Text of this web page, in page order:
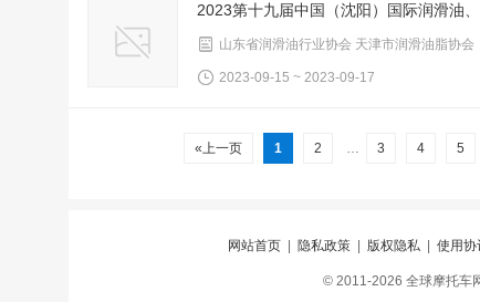
2023第十九届中国（沈阳）国际润滑油
山东省润滑油行业协会 天津市润滑油脂协会
2023-09-15 ~ 2023-09-17
«上一页 1 2 … 3 4 5
网站首页 隐私政策 版权隐私 使用协
© 2011-2026 全球摩托车